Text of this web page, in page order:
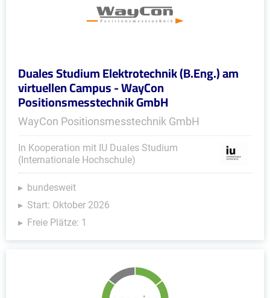
Duales Studium Elektrotechnik (B.Eng.) am
virtuellen Campus - WayCon
Positionsmesstechnik GmbH
WayCon Positionsmesstechnik GmbH
In Kooperation mit IU Duales Studium
(Internationale Hochschule)
bundesweit
Start: Oktober 2026
Freie Plätze: 1